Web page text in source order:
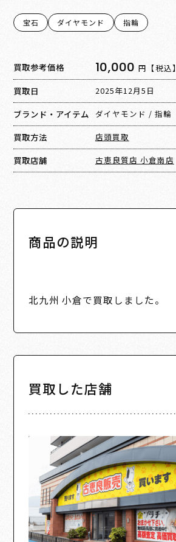
宝石 ダイヤモンド 指輪
買取参考価格 10,000 円【税込】
買取日 2025年12月5日
ブランド・アイテム ダイヤモンド / 指輪
買取方法 店頭買取
買取店舗 古恵良質店 小倉南店
商品の説明
北九州 小倉で買取しました。
買取した店舗